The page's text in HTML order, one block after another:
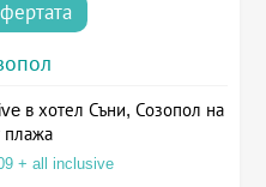
в хотел Съни, Созопол на
плажа
+ all inclusive